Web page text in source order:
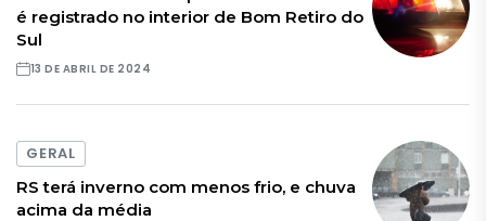
é registrado no interior de Bom Retiro do
Sul
13 DE ABRIL DE 2024
GERAL
RS terá inverno com menos frio, e chuva
acima da média